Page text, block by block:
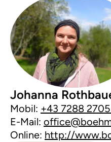
Johanna
Mobil: +43 7288
E-Mail:
Online: http://